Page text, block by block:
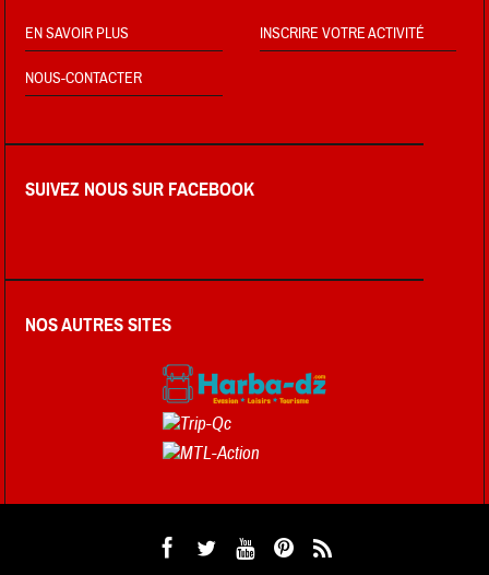
EN SAVOIR PLUS INSCRIRE VOTRE ACTIVITÉ
NOUS-CONTACTER
SUIVEZ NOUS SUR FACEBOOK
NOS AUTRES SITES